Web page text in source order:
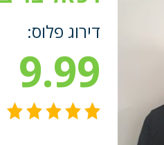
דירוג פלוס:
9.99